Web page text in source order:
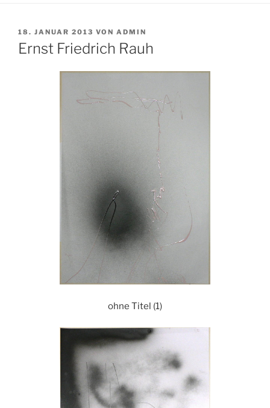
VERÖFFENTLICHT
AM
18. JANUAR 2013 VON ADMIN
Ernst Friedrich Rauh
ohne Titel (1)